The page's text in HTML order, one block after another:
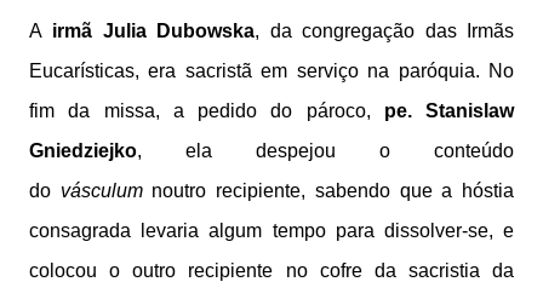
A irmã Julia Dubowska, da congregação das Irmãs
Eucarísticas, era sacristã em serviço na paróquia. No
fim da missa, a pedido do pároco, pe. Stanislaw
Gniedziejko, ela despejou o conteúdo
do vásculumnoutro recipiente, sabendo que a hóstia
consagrada levaria algum tempo para dissolver-se, e
colocou o outro recipiente no cofre da sacristia da